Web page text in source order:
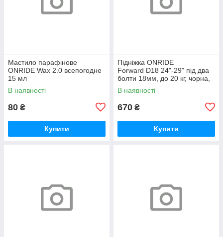
Мастило парафінове
ONRIDE Wax 2.0 всепогодне
15 мл
В наявності
80 ₴
Купити
Підніжка ONRIDE
Forward D18 24"-29" під два
болти 18мм, до 20 кг, чорна,
polybag
В наявності
670 ₴
Купити